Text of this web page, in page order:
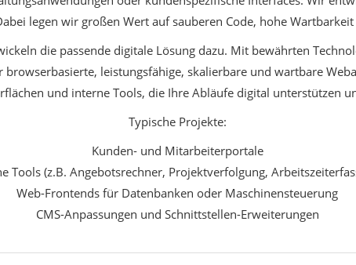
legen wir großen Wert auf sauberen Code, hohe
die passende digitale Lösung dazu. Mit bewährten
leistungsfähige, skalierbare und wartbare
und interne Tools, die Ihre Abläufe digital unterstützen
Typische Projekte:
Kunden- und Mitarbeiterportale
Tools (z.B. Angebotsrechner, Projektverfolgung,
Web-Frontends für Datenbanken oder Maschinensteuerung
CMS-Anpassungen und Schnittstellen-Erweiterungen